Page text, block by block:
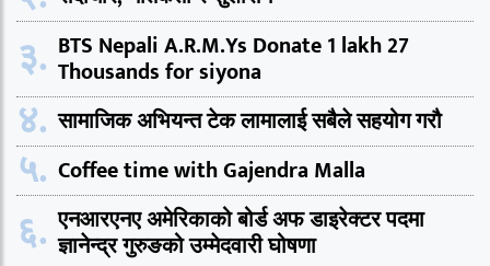
३. BTS Nepali A.R.M.Ys Donate 1 lakh 27
Thousands for siyona
४. सामाजिक अभियन्त टेक लामालाई सबैले सहयोग गरौ
५. Coffee time with Gajendra Malla
६. एनआरएनए अमेरिकाको बोर्ड अफ डाइरेक्टर पदमा
ज्ञानेन्द्र गुरुङको उम्मेदवारी घोषणा